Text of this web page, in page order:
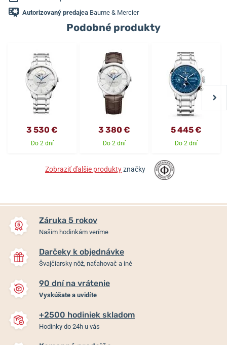
Autorizovaný predajca Baume & Mercier
Podobné produkty
3 530 €
Do 2 dní
3 380 €
Do 2 dní
5 445 €
Do 2 dní
Zobraziť ďalšie produktyznačky
Záruka 5 rokov
Našim hodinkám veríme
Darčeky k objednávke
Švajčiarsky nôž, naťahovač a iné
90 dní na vrátenie
Vyskúšate a uvidíte
+2500 hodiniek skladom
Hodinky do 24h u vás